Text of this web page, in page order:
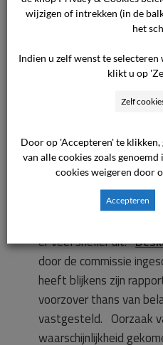
eerder gevallen
douchebak zou hebben
treffen om deze
haar
waaruit volgens hem
niet snel uit de houder
gestoken. Indien de
er veel sneller uit.
door de commissie
heeft blijkens zijn
voorzover thans van
vastgesteld. Oorzaak
waarschijnlijkheid
wijzigen of intrekken (in de
het
Indien u zelf wenst te
klikt u op
Zelf
Door op 'Accepteren' te
van alle cookies zoals genoemd
cookies weigeren door
Accepteren